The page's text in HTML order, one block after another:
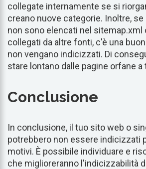
collegate internamente se si
creano nuove categorie. Inoltre, se
non sono elencati nel sitemap.xml
collegati da altre fonti, c'è una
non vengano indicizzati. Di
stare lontano dalle pagine orfane
Conclusione
In conclusione, il tuo sito web o
potrebbero non essere indicizzati
motivi. È possibile individuare e
che miglioreranno l'indicizzabilità